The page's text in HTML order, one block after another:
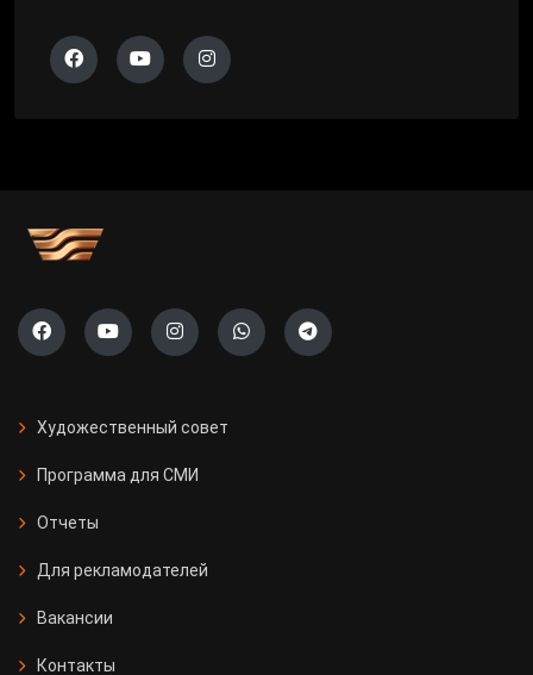
Художественный совет
Программа для СМИ
Отчеты
Для рекламодателей
Вакансии
Контакты